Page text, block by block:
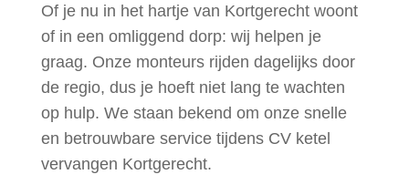
Of je nu in het hartje van Kortgerecht woont
of in een omliggend dorp: wij helpen je
graag. Onze monteurs rijden dagelijks door
de regio, dus je hoeft niet lang te wachten
op hulp. We staan bekend om onze snelle
en betrouwbare service tijdens CV ketel
vervangen Kortgerecht.